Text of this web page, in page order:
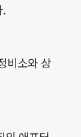
.
비소와 상